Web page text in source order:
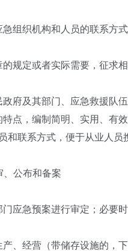
组织机构和人员的联系方
规定或者实际需要，征求
府及其部门、应急救援队
点，编制简明、实用、有效
联系方式，便于从业人员
、公布和备案
应急预案进行审定；必要
、经营（带储存设施的，